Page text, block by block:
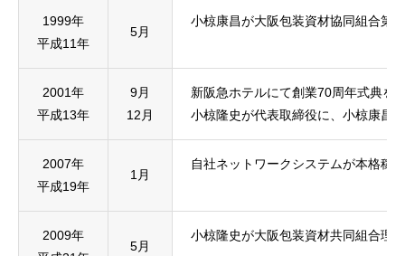
1999年
平成11年
5月
小椋康昌が大阪包装資材協同組合第3
2001年
平成13年
9月
12月
新阪急ホテルにて創業70周年式典を
小椋隆史が代表取締役に、小椋康昌
2007年
平成19年
1月
自社ネットワークシステムが本格稼
2009年
5月
小椋隆史が大阪包装資材共同組合理